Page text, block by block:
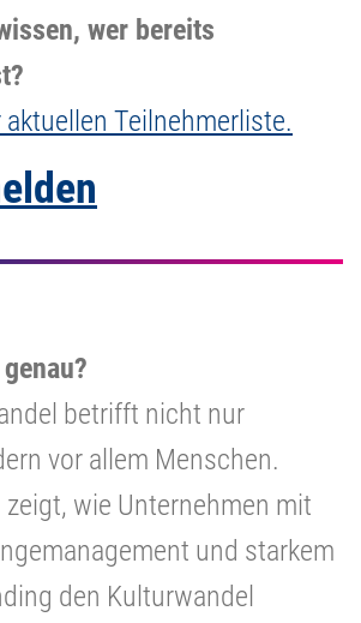
wer bereits
aktuellen Teilnehmerliste.
betrifft nicht nur
vor allem Menschen.
zeigt, wie Unternehmen mit
und starkem
den Kulturwandel